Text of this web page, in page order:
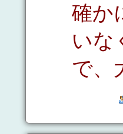
確か
いな
で、